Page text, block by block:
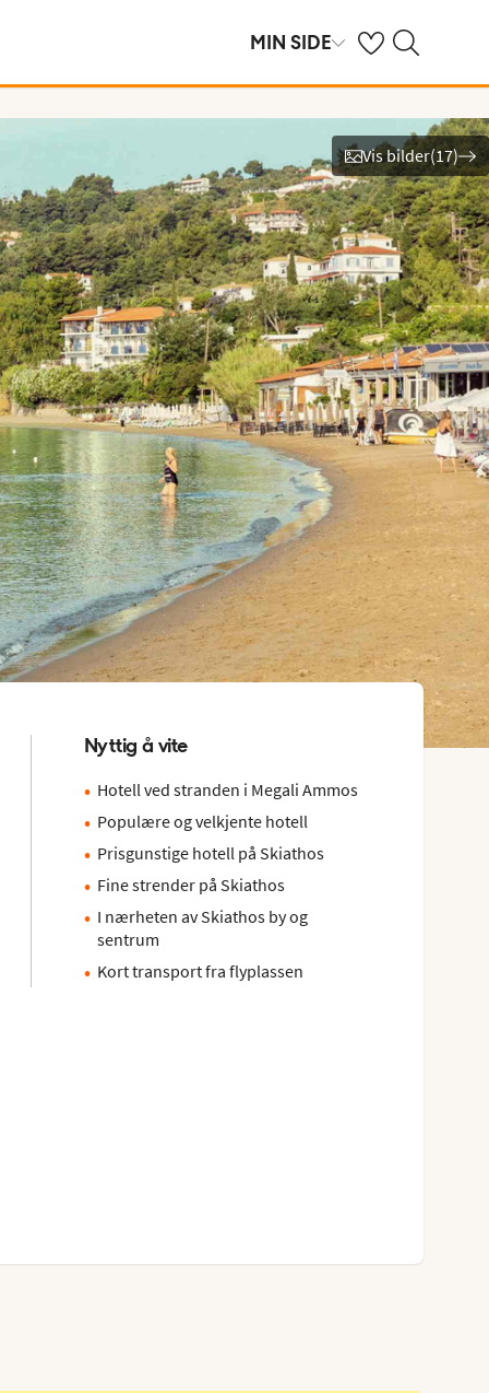
MIN SIDE Se dine sparte
Søk på ving.no
Vis bilder(17)
Nyttig å vite
Hotell ved stranden i Megali Ammos
Populære og velkjente hotell
Prisgunstige hotell på Skiathos
Fine strender på Skiathos
I nærheten av Skiathos by og
sentrum
Kort transport fra flyplassen